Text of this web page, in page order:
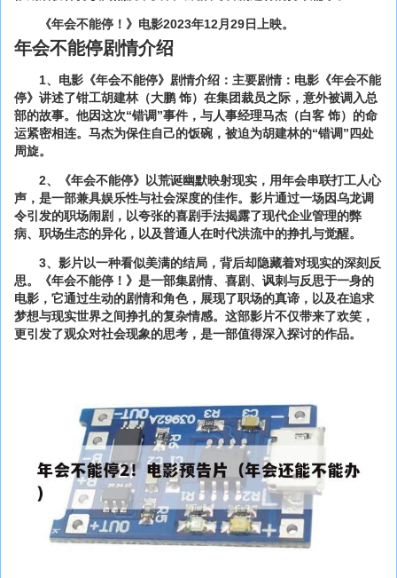
《年会不能停！》电影2023年12月29日上映。
年会不能停剧情介绍
1、电影《年会不能停》剧情介绍：主要剧情：电影《年会不能
停》讲述了钳工胡建林（大鹏 饰）在集团裁员之际，意外被调入总
部的故事。他因这次“错调”事件，与人事经理马杰（白客 饰）的命
运紧密相连。马杰为保住自己的饭碗，被迫为胡建林的“错调”四处
周旋。
2、《年会不能停》以荒诞幽默映射现实，用年会串联打工人心
声，是一部兼具娱乐性与社会深度的佳作。影片通过一场因乌龙调
令引发的职场闹剧，以夸张的喜剧手法揭露了现代企业管理的弊
病、职场生态的异化，以及普通人在时代洪流中的挣扎与觉醒。
3、影片以一种看似美满的结局，背后却隐藏着对现实的深刻反
思。《年会不能停！》是一部集剧情、喜剧、讽刺与反思于一身的
电影，它通过生动的剧情和角色，展现了职场的真谛，以及在追求
梦想与现实世界之间挣扎的复杂情感。这部影片不仅带来了欢笑，
更引发了观众对社会现象的思考，是一部值得深入探讨的作品。